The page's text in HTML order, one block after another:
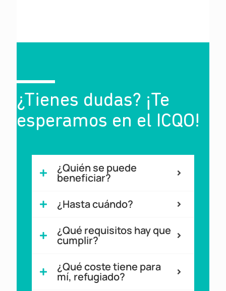
¿Tienes dudas? ¡Te
esperamos en el ICQO!
¿Quién se puede
beneficiar?
¿Hasta cuándo?
¿Qué requisitos hay que
cumplir?
¿Qué coste tiene para
mí, refugiado?